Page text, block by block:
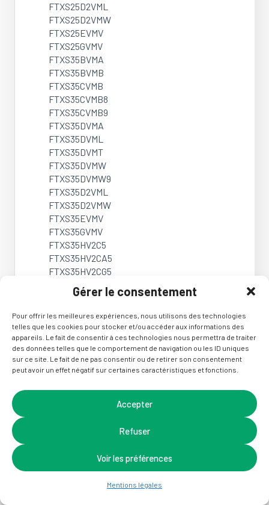
Gérer le consentement
Pour offrir les meilleures expériences, nous utilisons des technologies
telles que les cookies pour stocker et/ou accéder aux informations des
appareils. Le fait de consentir à ces technologies nous permettra de traiter
des données telles que le comportement de navigation ou les ID uniques
sur ce site. Le fait de ne pas consentir ou de retirer son consentement
peut avoir un effet négatif sur certaines caractéristiques et fonctions.
Accepter
Refuser
Voir les préférences
Mentions légales
FTXS25D2VML
FTXS25D2VMW
FTXS25EVMV
FTXS25GVMV
FTXS35BVMA
FTXS35BVMB
FTXS35CVMB
FTXS35CVMB8
FTXS35CVMB9
FTXS35DVMA
FTXS35DVML
FTXS35DVMT
FTXS35DVMW
FTXS35DVMW9
FTXS35D2VML
FTXS35D2VMW
FTXS35EVMV
FTXS35GVMV
FTXS35HV2C5
FTXS35HV2CA5
FTXS35HV2CG5
FTXS35HV2CN5
FTXS35HV2CP5
FTXS35HV2CW5
FTXS50BVMA
FTXS50BVMA8
FTXS50BVMA9
FTXS50BVMB
FTXS50DVMT
FTY18JV1B
FTY35CVMA
FTY35CVMA8